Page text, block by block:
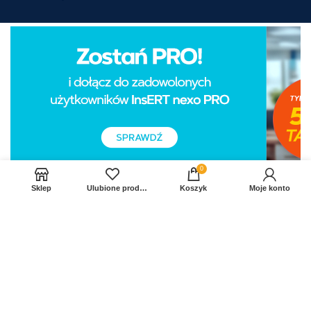
Sklep Ulubione produkty
0
Koszyk Moje konto